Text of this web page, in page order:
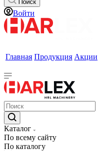
Поиск
Войти
Главная Продукция Акции
Каталог
По всему сайту
По каталогу